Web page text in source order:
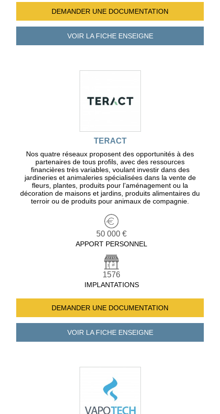
DEMANDER UNE DOCUMENTATION
VOIR LA FICHEENSEIGNE
TERACT
Nos quatre réseaux proposent des opportunités à des
partenaires de tous profils, avec des ressources
financières très variables, voulant investir dans des
jardineries et animaleries spécialisées dans la vente de
fleurs, plantes, produits pour l’aménagement ou la
décoration de maisons et jardins, produits alimentaires du
terroir ou de produits pour animaux de compagnie.
50 000 €
APPORT PERSONNEL
1576
IMPLANTATIONS
DEMANDER UNE DOCUMENTATION
VOIR LA FICHEENSEIGNE